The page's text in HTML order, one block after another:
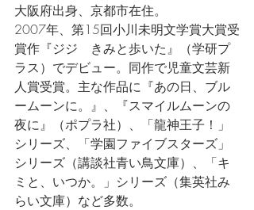
大阪府出身、京都市在住。
2007年、第15回小川未明文学賞大賞受
賞作『ジジ　きみと歩いた』（学研プ
ラス）でデビュー。同作で児童文芸新
人賞受賞。主な作品に『あの日、ブル
ームーンに。』、『スマイルムーンの
夜に』（ポプラ社）、「龍神王子！」
シリーズ、「学園ファイブスターズ」
シリーズ（講談社青い鳥文庫）、「キ
ミと、いつか。」シリーズ（集英社み
らい文庫）など多数。